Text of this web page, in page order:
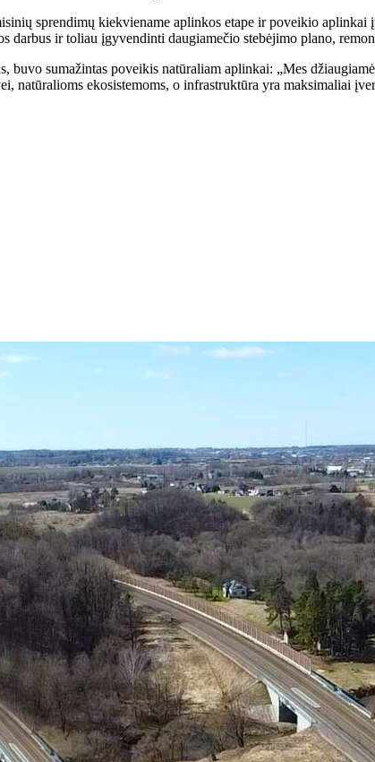
sprendimų kiekviename aplinkos etape ir poveikio
darbus ir toliau įgyvendinti daugiamečio stebėjimo plano,
sumažintas poveikis natūraliam aplinkai: „Mes
ekosistemoms, o infrastruktūra yra maksimaliai